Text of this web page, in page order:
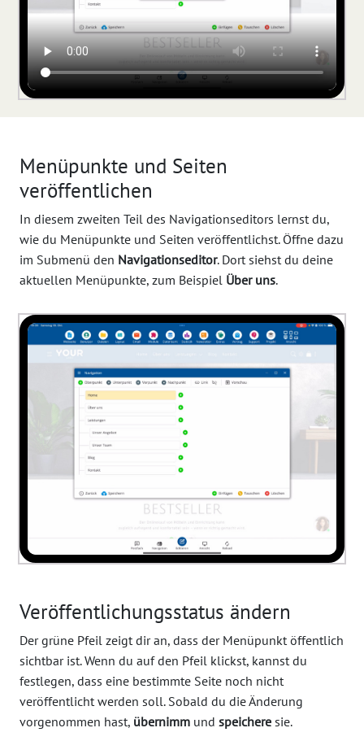
Menüpunkte und Seiten
veröffentlichen
In diesem zweiten Teil des Navigationseditors lernst du,
wie du Menüpunkte und Seiten veröffentlichst. Öffne dazu
im Submenü den Navigationseditor. Dort siehst du deine
aktuellen Menüpunkte, zum Beispiel Über uns.
Veröffentlichungsstatus ändern
Der grüne Pfeil zeigt dir an, dass der Menüpunkt öffentlich
sichtbar ist. Wenn du auf den Pfeil klickst, kannst du
festlegen, dass eine bestimmte Seite noch nicht
veröffentlicht werden soll. Sobald du die Änderung
vorgenommen hast, übernimm und speichere sie.